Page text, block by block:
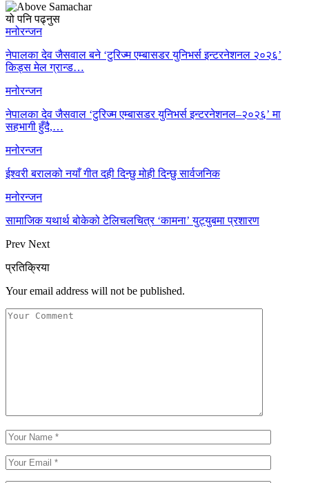
यो पनि पढ्नुस
मनोरन्जन
नेपालका देव जैसवाल बने ‘टुरिज्म एम्बासडर युनिभर्स इन्टरनेशनल २०२६’
किड्स मेल ग्रान्ड…
मनोरन्जन
नेपालका देव जैसवाल ‘टुरिज्म एम्बासडर युनिभर्स इन्टरनेशनल–२०२६’ मा
सहभागी हुँदै,…
मनोरन्जन
ईश्वरी बरालको नयाँ गीत दही दिन्छु मोही दिन्छु सार्वजनिक
मनोरन्जन
सामाजिक यथार्थ बोकेको टेलिचलचित्र ‘कामना’ युट्युबमा प्रशारण
Prev Next
प्रतिक्रिया
Your email address will not be published.